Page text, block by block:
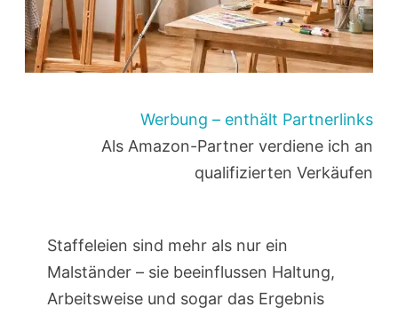
Werbung – enthält Partnerlinks
Als Amazon-Partner verdiene ich an
qualifizierten Verkäufen
Staffeleien sind mehr als nur ein
Malständer – sie beeinflussen Haltung,
Arbeitsweise und sogar das Ergebnis